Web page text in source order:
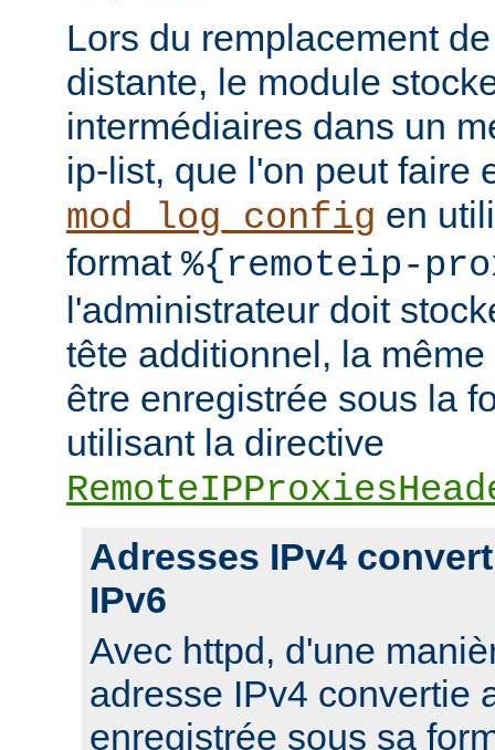
Lors du remplacement
distante, le module
intermédiaires dans un
ip-list, que l'on peut faire
mod_log_config en
format %{remoteip-
l'administrateur doit
tête additionnel, la
être enregistrée sous la
utilisant la directive
Adresses IPv4
IPv6
Avec httpd, d'une
adresse IPv4 convertie
enregistrée sous sa